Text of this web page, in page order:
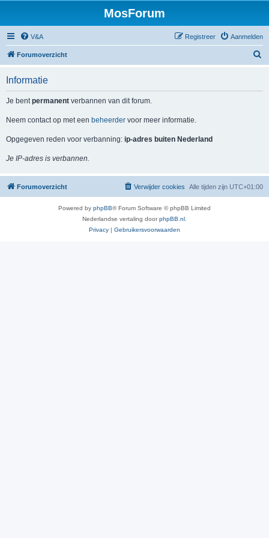
MosForum
V&A Aanmelden
Registreer
Forumoverzicht
Informatie
Je bentpermanent verbannen van dit forum.
Neem contact op met een beheerder voor meer informatie.
Opgegeven reden voor verbanning: ip-adres buiten Nederland
Je IP-adres is verbannen.
Forumoverzicht Alle tijden zijn UTC+01:00
Verwijder cookies
Powered by phpBB® Forum Software © phpBB Limited
Nederlandse vertaling doorphpBB.nl
Privacy | Gebruikersvoorwaarden